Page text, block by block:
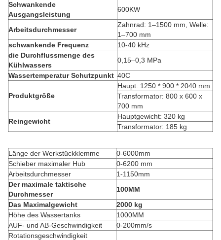
Schwankende
Ausgangsleistung
600KW
Arbeitsdurchmesser
Zahnrad: 1–1500 mm, Welle:
1–700 mm
schwankende Frequenz
10-40 kHz
die Durchflussmenge des
Kühlwassers
0,15–0,3 MPa
Wassertemperatur Schutzpunkt 40C
Produktgröße
Haupt: 1250 * 900 * 2040 mm
Transformator: 800 x 600 x
700 mm
Reingewicht
Hauptgewicht: 320 kg
Transformator: 185 kg
Länge der Werkstückklemme
0-6000mm
Schieber maximaler Hub
0-6200 mm
Arbeitsdurchmesser
1-1150mm
Der maximale taktische
Durchmesser
100MM
Das Maximalgewicht
2000 kg
Höhe des Wassertanks
1000MM
AUF- und AB-Geschwindigkeit
0-200mm/s
Rotationsgeschwindigkeit